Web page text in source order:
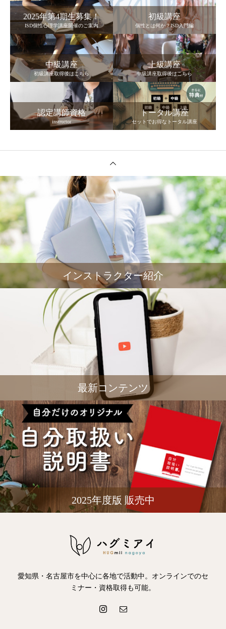
2025年第4期生募集！
ISD個性心理学講座開催のご案内
初級講座
個性とは何か？ISD入門編
中級講座
初級講座取得後はこちら
上級講座
中級講座取得後はこちら
認定講師資格
instructor
トータル講座
セットでお得なトータル講座
インストラクター紹介
最新コンテンツ
2025年度版 販売中
愛知県・名古屋市を中心に各地で活動中。オンラインでのセ
ミナー・資格取得も可能。